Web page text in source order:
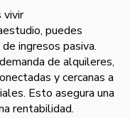
vivir
puedes
ingresos pasiva.
de alquileres,
y cercanas a
Esto asegura una
rentabilidad.